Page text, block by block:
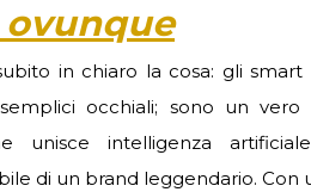
in chiaro la cosa: gli smart
occhiali; sono un
unisce intelligenza
di un brand leggendario. Con